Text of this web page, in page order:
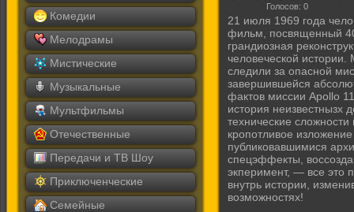
Комедии
Мелодрамы
Мистические
Музыкальные
Мультфильмы
Отечественные
Передачи и ТВ Шоу
Приключенческие
Семейные
Голосов: 0
21 июля 1969 года
фильм, посвященный
грандиозная
человеческой
следили за опасной
завершившейся
фактов миссии Apollo
история неизвестнызх
технические
кропотливое
публиковавшимися
спецэффекты,
экперимент, — все это
внутрь истории,
возможностях!